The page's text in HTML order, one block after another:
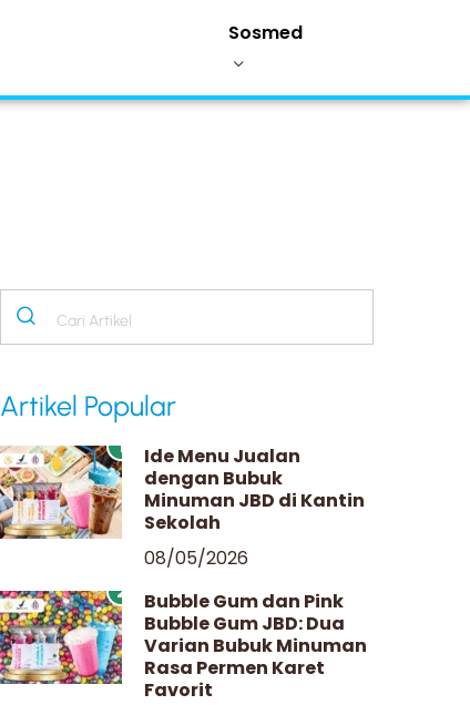
Sosmed
Artikel Popular
1
Ide Menu Jualan
dengan Bubuk
Minuman JBD di Kantin
Sekolah
08/05/2026
2
Bubble Gum dan Pink
Bubble Gum JBD: Dua
Varian Bubuk Minuman
Rasa Permen Karet
Favorit